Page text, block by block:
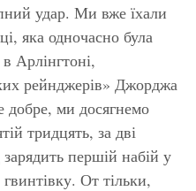
удар. Ми вже їхали
яка одночасно була
Арлінгтоні,
рейнджерів» Джорджа
ми досягнемо
тридцять, за дві
першій набій у
От тільки,